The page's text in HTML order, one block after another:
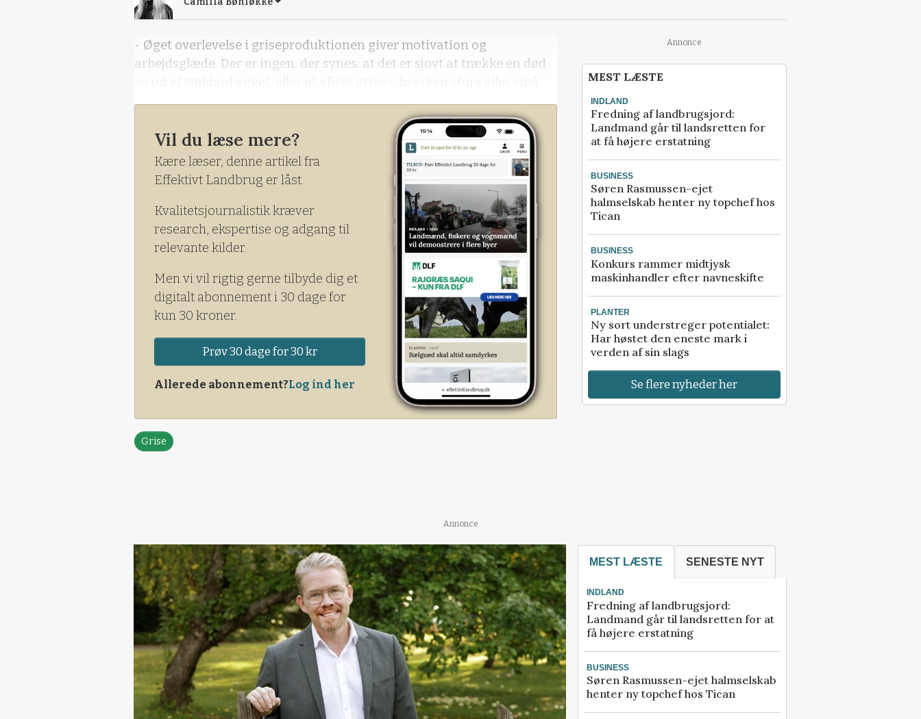
- Øget overlevelse i griseproduktionen giver motivation og
arbejdsglæde. Der er ingen, der synes, at det er sjovt at trække en død
Vil du læse mere?
Kære læser, denne artikel fra
Effektivt Landbrug er låst.
Kvalitetsjournalistik kræver
research, ekspertise og adgang til
relevante kilder.
Men vi vil rigtig gerne tilbyde dig et
digitalt abonnement i 30 dage for
kun 30 kroner.
Prøv 30 dage for 30 kr
Allerede abonnement?Log ind her
Grise
Annonce
MEST LÆSTE
INDLAND
Fredning af landbrugsjord:
Landmand går til landsretten for
at få højere erstatning
BUSINESS
Søren Rasmussen-ejet
halmselskab henter ny topchef hos
Tican
BUSINESS
Konkurs rammer midtjysk
maskinhandler efter navneskifte
PLANTER
Ny sort understreger potentialet:
Har høstet den eneste mark i
verden af sin slags
Se flere nyheder her
Annonce
MEST LÆSTE SENESTE NYT
INDLAND
Fredning af landbrugsjord:
Landmand går til landsretten for at
få højere erstatning
BUSINESS
Søren Rasmussen-ejet halmselskab
henter ny topchef hos Tican